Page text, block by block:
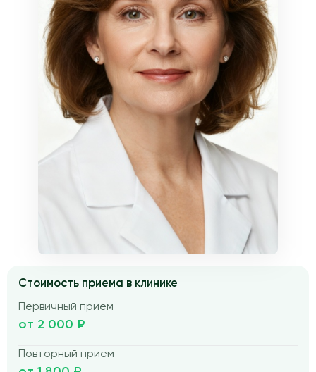
Стоимость приема в клинике
Первичный прием
от 2 000 ₽
Повторный прием